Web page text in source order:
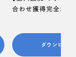
合わせ獲得完全ガイ
ダウンロード